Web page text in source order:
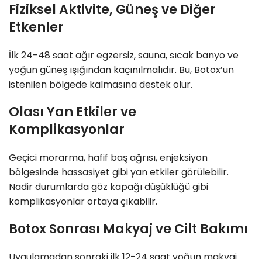
Fiziksel Aktivite, Güneş ve Diğer
Etkenler
İlk 24-48 saat ağır egzersiz, sauna, sıcak banyo ve
yoğun güneş ışığından kaçınılmalıdır. Bu, Botox’un
istenilen bölgede kalmasına destek olur.
Olası Yan Etkiler ve
Komplikasyonlar
Geçici morarma, hafif baş ağrısı, enjeksiyon
bölgesinde hassasiyet gibi yan etkiler görülebilir.
Nadir durumlarda göz kapağı düşüklüğü gibi
komplikasyonlar ortaya çıkabilir.
Botox Sonrası Makyaj ve Cilt Bakımı